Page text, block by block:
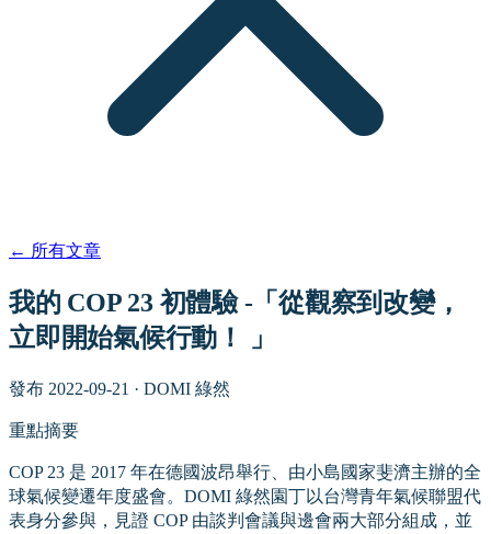
← 所有文章
我的 COP 23 初體驗 -「從觀察到改變，
立即開始氣候行動！ 」
發布 2022-09-21 · DOMI 綠然
重點摘要
COP 23 是 2017 年在德國波昂舉行、由小島國家斐濟主辦的全
球氣候變遷年度盛會。DOMI 綠然園丁以台灣青年氣候聯盟代
表身分參與，見證 COP 由談判會議與邊會兩大部分組成，並